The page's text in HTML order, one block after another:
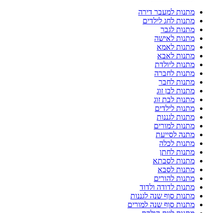
מתנות למעבר דירה
מתנות לחג לילדים
מתנות לגבר
מתנות לאישה
מתנות לאמא
מתנות לאבא
מתנות ליולדת
מתנות לחברה
מתנות לחבר
מתנות לבן זוג
מתנות לבת זוג
מתנות לילדים
מתנות לגננות
מתנות למורים
מתנה לסייעת
מתנות לכלה
מתנות לחתן
מתנות לסבתא
מתנות לסבא
מתנות להורים
מתנות לדודה ולדוד
מתנות סוף שנה לגננות
מתנות סוף שנה למורים